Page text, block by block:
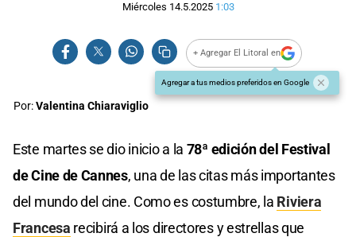
Miércoles 14.5.2025 1:03
+ Agregar El Litoral en
Agregar a tus medios preferidos en Google
Por:Valentina Chiaraviglio
Este martes se dio inicio a la 78ª edición del Festival
de Cine de Cannes, una de las citas más importantes
del mundo del cine. Como es costumbre, la Riviera
Francesa recibirá a los directores y estrellas que